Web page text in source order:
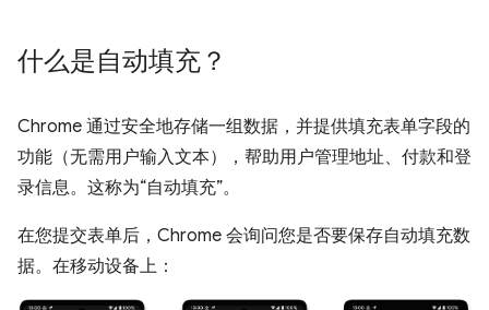
什么是自动填充？
Chrome 通过安全地存储一组数据，并提供填充表单字段的
功能（无需用户输入文本），帮助用户管理地址、付款和登
录信息。这称为“自动填充”。
在您提交表单后，Chrome 会询问您是否要保存自动填充数
据。在移动设备上：